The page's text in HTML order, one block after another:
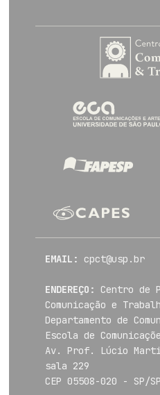
EMAIL: cpct@usp.br
ENDEREÇO:
Centro de
Comunicação e
Departamento de
Escola de
Av. Prof. Lúcio
sala 229
CEP 05508-020 - SP/SP